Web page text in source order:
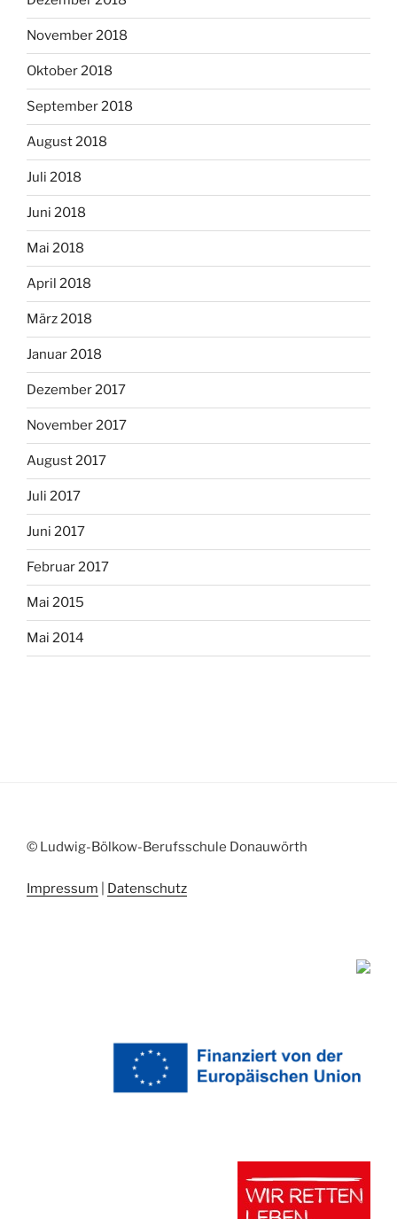
November 2018
Oktober 2018
September 2018
August 2018
Juli 2018
Juni 2018
Mai 2018
April 2018
März 2018
Januar 2018
Dezember 2017
November 2017
August 2017
Juli 2017
Juni 2017
Februar 2017
Mai 2015
Mai 2014
© Ludwig-Bölkow-Berufsschule Donauwörth
Impressum Datenschutz